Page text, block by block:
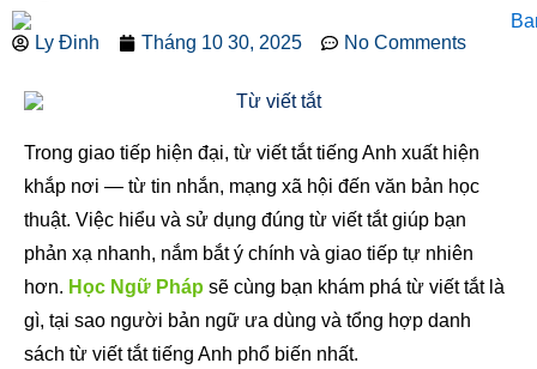
Ly Đinh Tháng 10 30, 2025 No Comments
Trong giao tiếp hiện đại, từ viết tắt tiếng Anh xuất hiện
khắp nơi — từ tin nhắn, mạng xã hội đến văn bản học
thuật. Việc hiểu và sử dụng đúng từ viết tắt giúp bạn
phản xạ nhanh, nắm bắt ý chính và giao tiếp tự nhiên
hơn. Học Ngữ Pháp sẽ cùng bạn khám phá từ viết tắt là
gì, tại sao người bản ngữ ưa dùng và tổng hợp danh
sách từ viết tắt tiếng Anh phổ biến nhất.